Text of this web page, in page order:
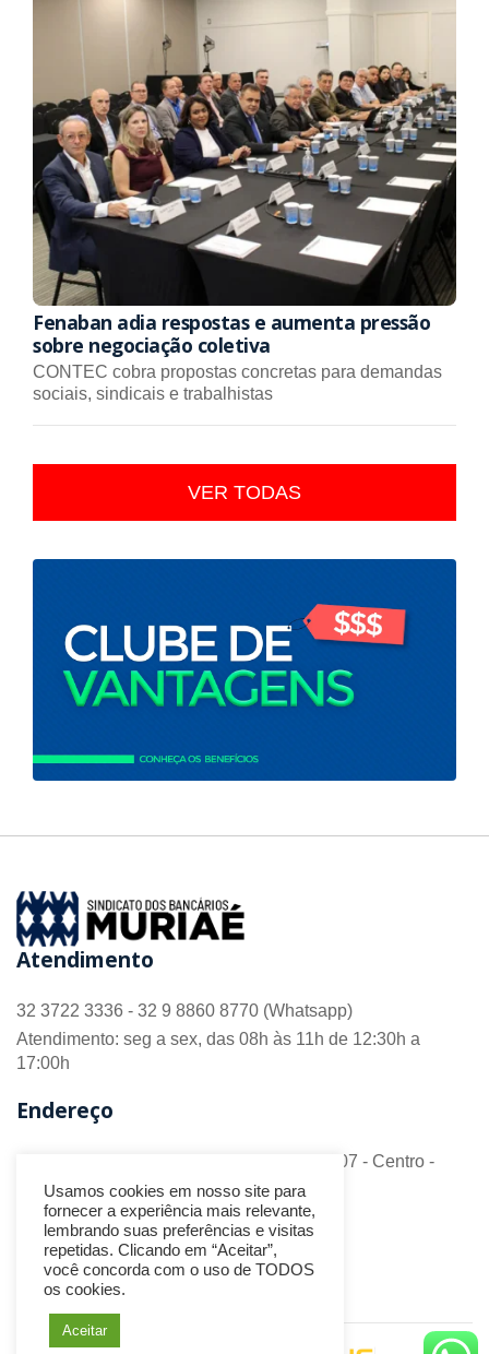
Fenaban adia respostas e aumenta pressão
sobre negociação coletiva
CONTEC cobra propostas concretas para demandas
sociais, sindicais e trabalhistas
VER TODAS
Atendimento
32 3722 3336 - 32 9 8860 8770 (Whatsapp)
Atendimento: seg a sex, das 08h às 11h de 12:30h a
17:00h
Endereço
R. Barão do Monte Alto nº 70 - Sala 306/307 - Centro -
CEP 36.880-018 - Muriaé/MG
Redes Sociais
Usamos cookies em nosso site para
fornecer a experiência mais relevante,
lembrando suas preferências e visitas
repetidas. Clicando em “Aceitar”,
você concorda com o uso de TODOS
os cookies.
Aceitar